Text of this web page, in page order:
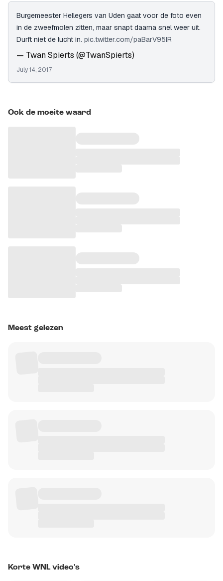
Burgemeester Hellegers van Uden gaat voor de foto even
in de zweefmolen zitten, maar snapt daarna snel weer uit.
Durft niet de lucht in. pic.twitter.com/paBarV95IR
— Twan Spierts (@TwanSpierts)
July 14, 2017
Ook de moeite waard
Meest gelezen
Korte WNL video's